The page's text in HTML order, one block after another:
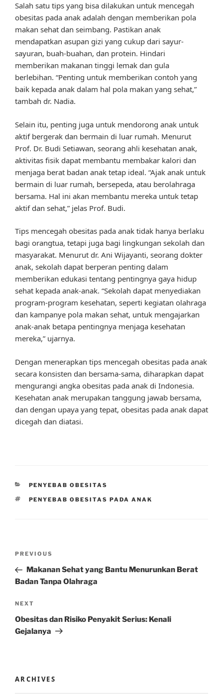
Salah satu tips yang bisa dilakukan untuk mencegah
obesitas pada anak adalah dengan memberikan pola
makan sehat dan seimbang. Pastikan anak
mendapatkan asupan gizi yang cukup dari sayur-
sayuran, buah-buahan, dan protein. Hindari
memberikan makanan tinggi lemak dan gula
berlebihan. “Penting untuk memberikan contoh yang
baik kepada anak dalam hal pola makan yang sehat,”
tambah dr. Nadia.
Selain itu, penting juga untuk mendorong anak untuk
aktif bergerak dan bermain di luar rumah. Menurut
Prof. Dr. Budi Setiawan, seorang ahli kesehatan anak,
aktivitas fisik dapat membantu membakar kalori dan
menjaga berat badan anak tetap ideal. “Ajak anak untuk
bermain di luar rumah, bersepeda, atau berolahraga
bersama. Hal ini akan membantu mereka untuk tetap
aktif dan sehat,” jelas Prof. Budi.
Tips mencegah obesitas pada anak tidak hanya berlaku
bagi orangtua, tetapi juga bagi lingkungan sekolah dan
masyarakat. Menurut dr. Ani Wijayanti, seorang dokter
anak, sekolah dapat berperan penting dalam
memberikan edukasi tentang pentingnya gaya hidup
sehat kepada anak-anak. “Sekolah dapat menyediakan
program-program kesehatan, seperti kegiatan olahraga
dan kampanye pola makan sehat, untuk mengajarkan
anak-anak betapa pentingnya menjaga kesehatan
mereka,” ujarnya.
Dengan menerapkan tips mencegah obesitas pada anak
secara konsisten dan bersama-sama, diharapkan dapat
mengurangi angka obesitas pada anak di Indonesia.
Kesehatan anak merupakan tanggung jawab bersama,
dan dengan upaya yang tepat, obesitas pada anak dapat
dicegah dan diatasi.
CATEGORIES
PENYEBAB OBESITAS
TAGS
PENYEBAB OBESITAS PADA ANAK
Previous
Post
PREVIOUS
Makanan Sehat yang Bantu Menurunkan Berat
Badan Tanpa Olahraga
Next
Post
NEXT
Obesitas dan Risiko Penyakit Serius: Kenali
Gejalanya
ARCHIVES